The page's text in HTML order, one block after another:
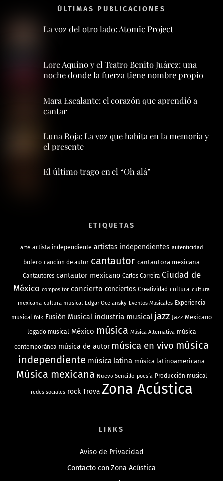
ÚLTIMAS PUBLICACIONES
La voz del otro lado: Atomic Project
Lore Aquino y el Teatro Benito Juárez: una
noche donde la fuerza tiene nombre propio
Mara Escalante: el corazón que aprendió a
cantar
Luna Roja: La voz que habita en la memoria y
el presente
El último trago en el “Oh alá”
ETIQUETAS
arte artista independiente artistas independientes autenticidad
bolero canción de autor cantautor cantautora mexicana
Cantautores cantautor mexicano Carlos Carreira Ciudad de
México compositor concierto conciertos Creatividad cultura cultura
mexicana cultura musical Edgar Oceransky Eventos Musicales Experiencia
musical folk Fusión Musical industria musical jazz Jazz Mexicano
legado musical México música Música Alternativa música
contemporánea música de autor música en vivo música
independiente música latina música latinoamericana
Música mexicana Nuevo Sencillo poesía Producción musical
redes sociales rock Trova Zona Acústica
LINKS
Aviso de Privacidad
Contacto con Zona Acústica